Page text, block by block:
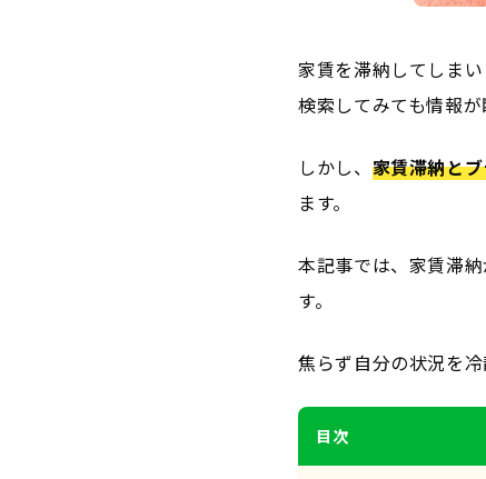
家賃を滞納してしま
検索してみても情報
しかし、 家賃滞納と
ます。
本記事では、家賃滞
す。
焦らず自分の状況を
目次